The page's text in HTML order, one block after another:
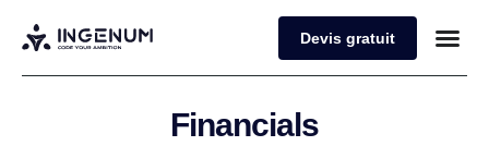
Devis gratuit
Financials